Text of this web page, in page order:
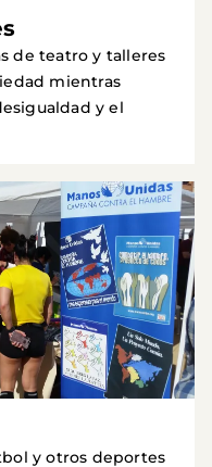
de teatro y talleres
mientras
y el
y otros deportes